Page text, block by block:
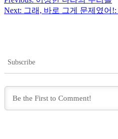
navigation
Next: 그래, 바로 그게 문제였어
Subscribe